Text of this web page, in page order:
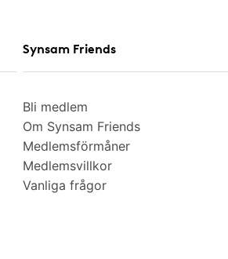
Synsam Friends
Bli medlem
Om Synsam Friends
Medlemsförmåner
Medlemsvillkor
Vanliga frågor